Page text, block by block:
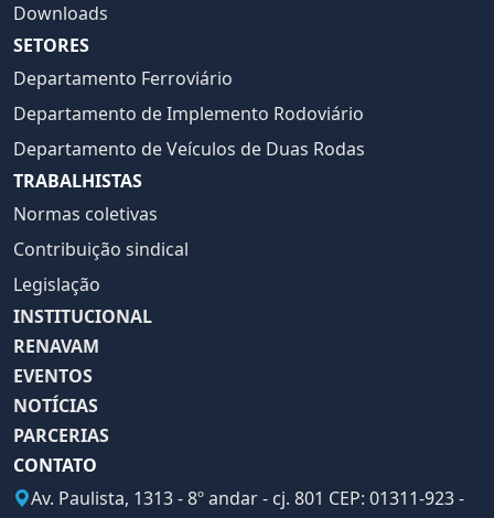
Downloads
SETORES
Departamento Ferroviário
Departamento de Implemento Rodoviário
Departamento de Veículos de Duas Rodas
TRABALHISTAS
Normas coletivas
Contribuição sindical
Legislação
INSTITUCIONAL
RENAVAM
EVENTOS
NOTÍCIAS
PARCERIAS
CONTATO
Av. Paulista, 1313 - 8º andar - cj. 801 CEP: 01311-923 -